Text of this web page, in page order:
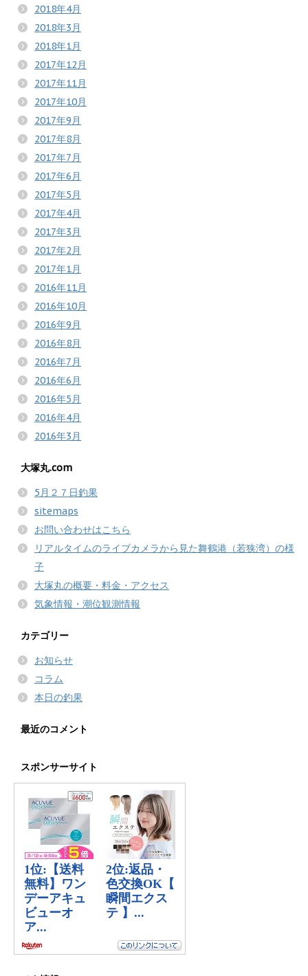
2018年4月
2018年3月
2018年1月
2017年12月
2017年11月
2017年10月
2017年9月
2017年8月
2017年7月
2017年6月
2017年5月
2017年4月
2017年3月
2017年2月
2017年1月
2016年11月
2016年10月
2016年9月
2016年8月
2016年7月
2016年6月
2016年5月
2016年4月
2016年3月
大塚丸.com
5月２７日釣果
sitemaps
お問い合わせはこちら
リアルタイムのライブカメラから見た舞鶴港（若狭湾）の様
子
大塚丸の概要・料金・アクセス
気象情報・潮位観測情報
カテゴリー
お知らせ
コラム
本日の釣果
最近のコメント
スポンサーサイト